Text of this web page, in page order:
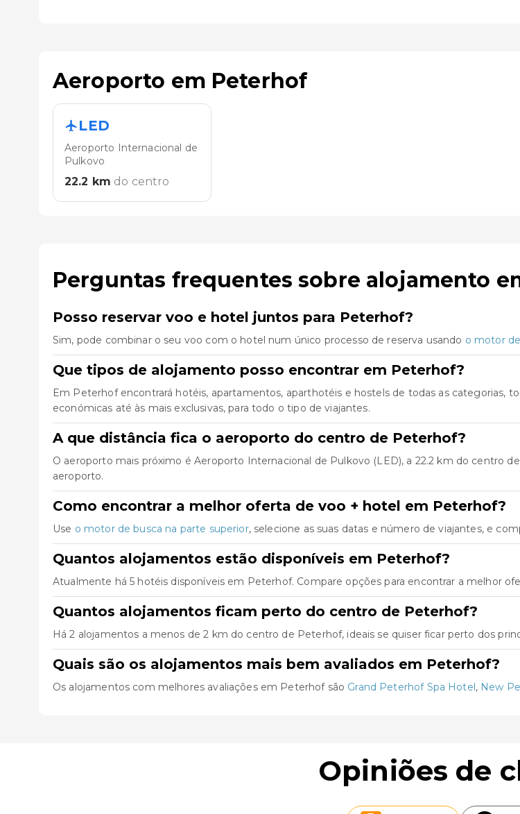
Aeroporto em Peterhof
LED
Aeroporto Internacional de
Pulkovo
22.2 km do centro
Perguntas frequentes sobre alojamento
Posso reservar voo e hotel juntos para Peterhof?
Sim, pode combinar o seu voo com o hotel num único processo de reserva usando o motor
Que tipos de alojamento posso encontrar em Peterhof?
Em Peterhof encontrará hotéis, apartamentos, aparthotéis e hostels de todas as categorias,
económicas até às mais exclusivas, para todo o tipo de viajantes.
A que distância fica o aeroporto do centro de Peterhof?
O aeroporto mais próximo é Aeroporto Internacional de Pulkovo (LED), a 22.2 km do centro
aeroporto.
Como encontrar a melhor oferta de voo + hotel em Peterhof?
Use o motor de busca na parte superior, selecione as suas datas e número de viajantes, e
Quantos alojamentos estão disponíveis em Peterhof?
Atualmente há 5 hotéis disponíveis em Peterhof. Compare opções para encontrar a melhor
Quantos alojamentos ficam perto do centro de Peterhof?
Há 2 alojamentos a menos de 2 km do centro de Peterhof, ideais se quiser ficar perto dos
Quais são os alojamentos mais bem avaliados em Peterhof?
Os alojamentos com melhores avaliações em Peterhof são Grand Peterhof Spa Hotel, New
Opiniões de